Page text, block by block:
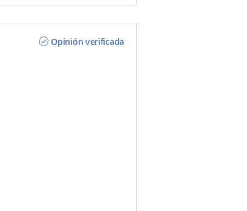
Opinión verificada